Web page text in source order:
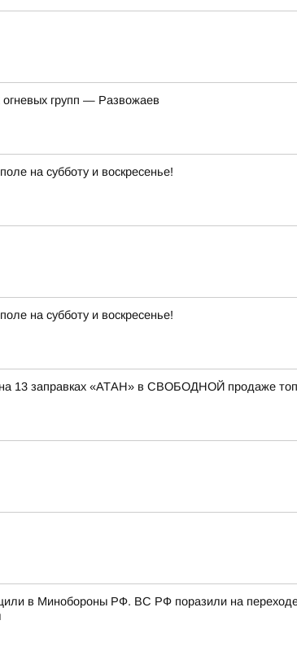
групп — Развожаев
на субботу и воскресенье!
на субботу и воскресенье!
13 заправках «АТАН» в СВОБОДНОЙ продаже
в Минобороны РФ. ВС РФ поразили на